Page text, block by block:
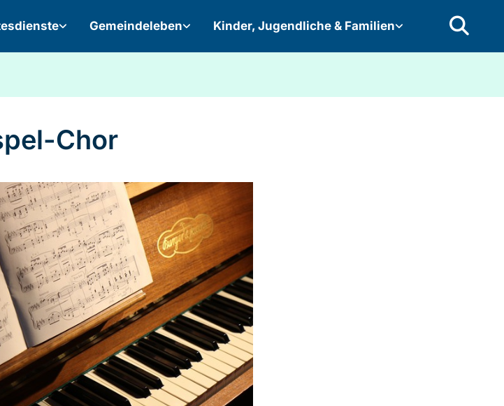
Gemeindeleben Kinder, Jugendliche & Familien
Chor